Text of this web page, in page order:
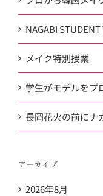
NAGABI STUDENT
メイク特別授業
学生がモデルをプ
長岡花火の前にナ
アーカイブ
2026年8月